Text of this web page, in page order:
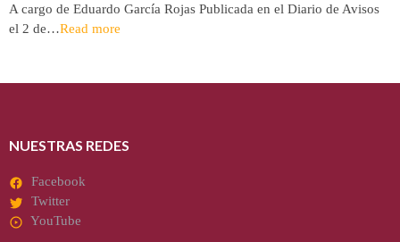
A cargo de Eduardo García Rojas Publicada en el Diario de Avisos
el 2 de…Read more
NUESTRAS REDES
Facebook
Twitter
YouTube